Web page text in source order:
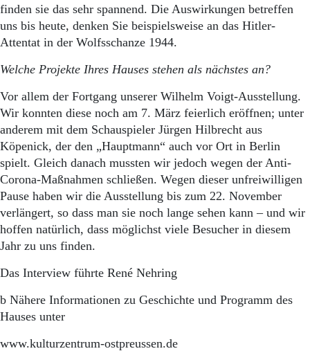
finden sie das sehr spannend. Die Auswirkungen betreffen
uns bis heute, denken Sie beispielsweise an das Hitler-
Attentat in der Wolfsschanze 1944.
Welche Projekte Ihres Hauses stehen als nächstes an?
Vor allem der Fortgang unserer Wilhelm Voigt-Ausstellung.
Wir konnten diese noch am 7. März feierlich eröffnen; unter
anderem mit dem Schauspieler Jürgen Hilbrecht aus
Köpenick, der den „Hauptmann“ auch vor Ort in Berlin
spielt. Gleich danach mussten wir jedoch wegen der Anti-
Corona-Maßnahmen schließen. Wegen dieser unfreiwilligen
Pause haben wir die Ausstellung bis zum 22. November
verlängert, so dass man sie noch lange sehen kann – und wir
hoffen natürlich, dass möglichst viele Besucher in diesem
Jahr zu uns finden.
Das Interview führte René Nehring
b Nähere Informationen zu Geschichte und Programm des
Hauses unter
www.kulturzentrum-ostpreussen.de